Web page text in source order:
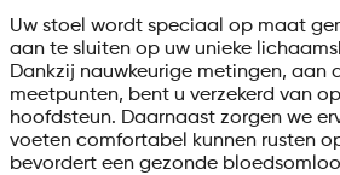
Uw stoel wordt speciaal op maat
aan te sluiten op uw unieke
Dankzij nauwkeurige metingen, aan
meetpunten, bent u verzekerd van
hoofdsteun. Daarnaast zorgen we
voeten comfortabel kunnen rusten
bevordert een gezonde